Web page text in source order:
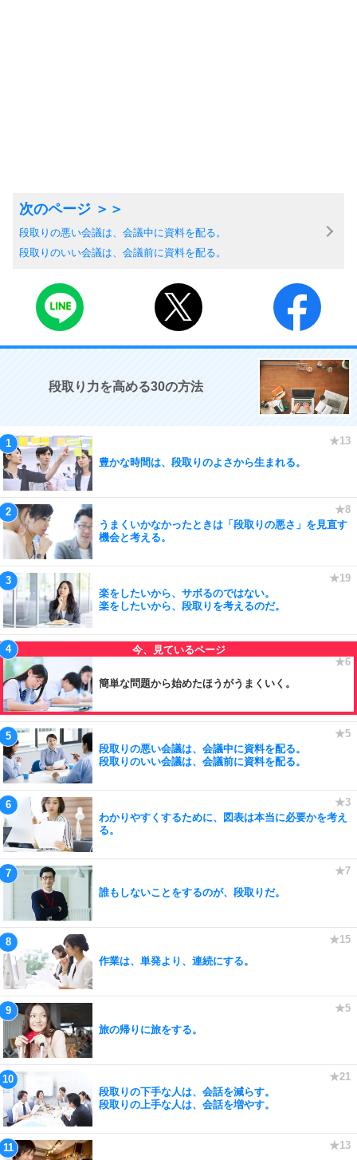
段取りの悪い会議は、会議中に資料を配る。
段取りのいい会議は、会議前に資料を配る。
段取り力を高める30の方法
豊かな時間は、段取りのよさから生まれる。
うまくいかなかったときは「段取りの悪さ」を見直す
機会と考える。
楽をしたいから、サボるのではない。
楽をしたいから、段取りを考えるのだ。
簡単な問題から始めたほうがうまくいく。
段取りの悪い会議は、会議中に資料を配る。
段取りのいい会議は、会議前に資料を配る。
わかりやすくするために、図表は本当に必要かを考え
る。
誰もしないことをするのが、段取りだ。
作業は、単発より、連続にする。
旅の帰りに旅をする。
段取りの下手な人は、会話を減らす。
段取りの上手な人は、会話を増やす。